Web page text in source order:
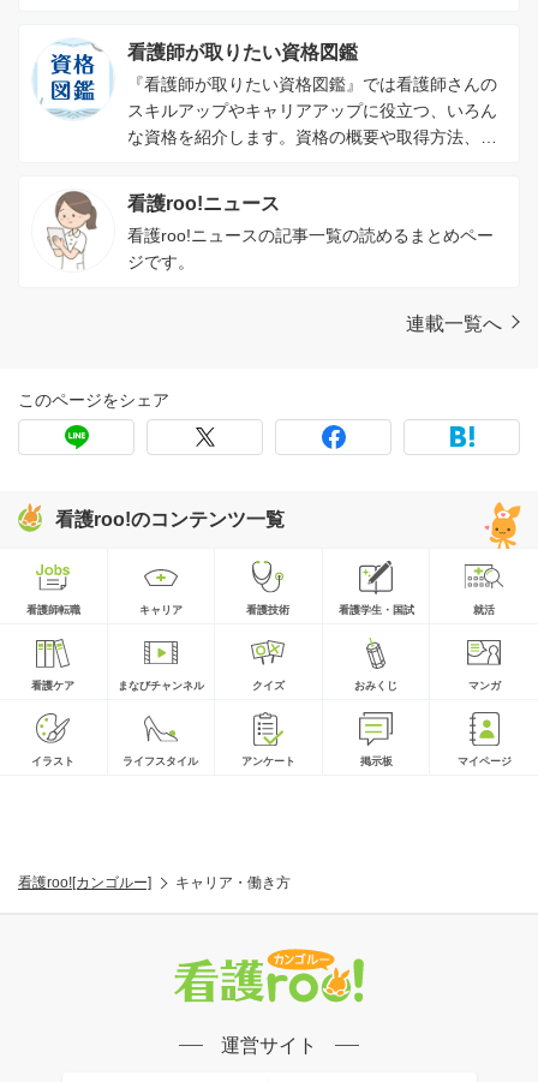
看護師が取りたい資格図鑑
『看護師が取りたい資格図鑑』では看護師さんの
スキルアップやキャリアアップに役立つ、いろん
な資格を紹介します。資格の概要や取得方法、資
看護roo!ニュース
看護roo!ニュースの記事一覧の読めるまとめペー
ジです。
連載一覧へ
このページをシェア
看護roo!のコンテンツ一覧
看護師転職 キャリア 看護技術 看護学生・国試 就活
看護ケア まなびチャンネル クイズ おみくじ マンガ
イラスト ライフスタイル アンケート 掲示板 マイページ
看護roo![カンゴルー] キャリア・働き方
運営サイト